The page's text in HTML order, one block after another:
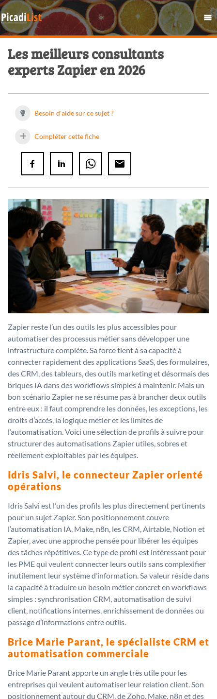
Les meilleurs consultants
experts Zapier en 2026
Besoin d'aide sur ce sujet ?
Compléter cette fiche
Zapier reste l’un des outils les plus accessibles pour
automatiser des processus métier sans développer une
infrastructure complète. Sa force tient à sa capacité à
connecter rapidement des applications SaaS, des formulaires,
des CRM, des tableurs, des outils marketing et désormais des
briques IA dans des workflows simples à maintenir. Mais un
bon scénario Zapier ne se résume pas à brancher deux outils
entre eux : il faut comprendre les données, les exceptions, les
droits d’accès, la logique métier et les limites de
l’automatisation. Voici une sélection de profils à suivre pour
structurer des automatisations Zapier utiles, sobres et
réellement exploitables par les équipes.
Idris Salvi, le connecteur Zapier orienté
opérations
Idris Salvi est l’un des profils les plus directement pertinents
pour un sujet Zapier. Son positionnement couvre
l’automatisation IA, Make, n8n, les CRM, Airtable, Notion et
Zapier, avec une approche pensée pour libérer les équipes
des tâches répétitives. Ce type de profil est intéressant pour
les PME qui veulent connecter leurs outils sans complexifier
inutilement leur système d’information. Sa valeur réside dans
la capacité à traduire un besoin métier concret en workflows
simples : synchronisation CRM, automatisation de suivi
client, notifications internes, enrichissement de données ou
passage d’informations entre outils.
Brice Marie Parant, le spécialiste CRM et
automatisation commerciale
Brice Marie Parant apporte un angle très utile pour les
entreprises qui veulent automatiser leur relation client. Son
positionnement autour du CRM, de Zoho, Make, n8n et des